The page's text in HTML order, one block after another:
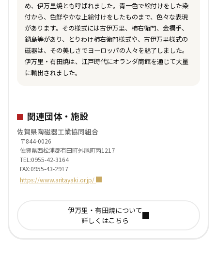
め、伊万里焼とも呼ばれました。青一色で絵付けをした染
付から、色鮮やかな上絵付けをしたものまで、色々な表現
があります。その様式には古伊万里、柿右衛門、金襴手、
鍋島等があり、とりわけ柿右衛門様式や、古伊万里様式の
磁器は、その美しさでヨーロッパの人々を魅了しました。
伊万里・有田焼は、江戸時代にオランダ商館を通じて大量
に輸出されました。
関連団体・施設
佐賀県陶磁器工業協同組合
〒844-0026
佐賀県西松浦郡有田町外尾町丙1217
TEL:0955-42-3164
FAX:0955-43-2917
https://www.aritayaki.or.jp/
伊万里・有田焼について
詳しくはこちら